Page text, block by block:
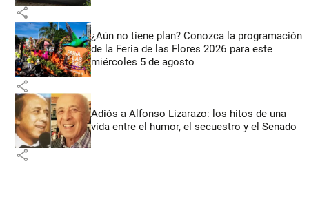
share
¿Aún no tiene plan? Conozca la programación
de la Feria de las Flores 2026 para este
miércoles 5 de agosto
share
Adiós a Alfonso Lizarazo: los hitos de una
vida entre el humor, el secuestro y el Senado
share